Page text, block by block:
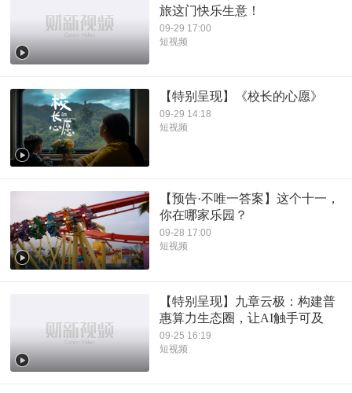
旅这门快乐生意！
09-29 17:00
短视频
【特别呈现】《校长的心愿》
09-29 14:18
短视频
【预告·不唯一答案】这个十一，
你在哪家乐园？
09-28 17:00
短视频
【特别呈现】九章云极：构建普
惠算力生态圈，让AI触手可及
09-25 16:19
短视频